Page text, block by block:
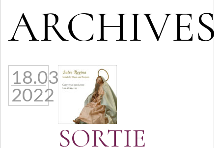
ARCHIVES
18.03
2022
SORTIE